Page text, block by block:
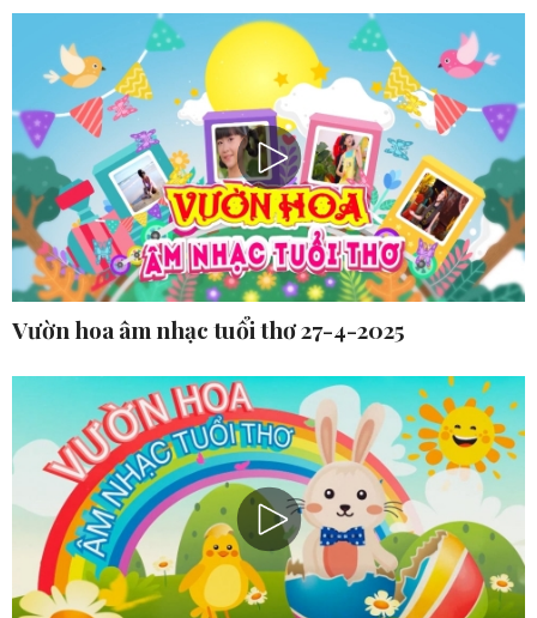
Vườn hoa âm nhạc tuổi thơ 27-4-2025